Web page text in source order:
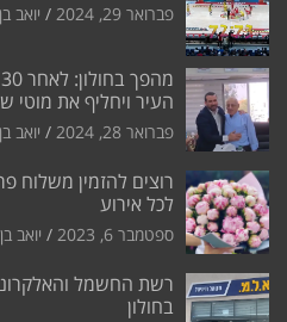
פברואר 29, 2024 יואב
העיר ויחליף את מוטי
פברואר 28, 2024 יואב
רוצים להזמין משלוח
לכל אירוע
ספטמבר 6, 2023 יואב
רשת החשמל
בחולון